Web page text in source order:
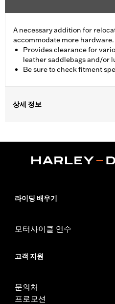
A necessary addition for
accommodate more hardware.
Provides clearance for
leather saddlebags and/or
Be sure to check fitment
상세 정보
00A, 90119-00, 91537-00, 90114-
Installation Instructions
In the Box:All necessary
d.com/warrantyfor full details
라이딩 배우기
모터사이클 연수
고객 지원
문의처
프로모션